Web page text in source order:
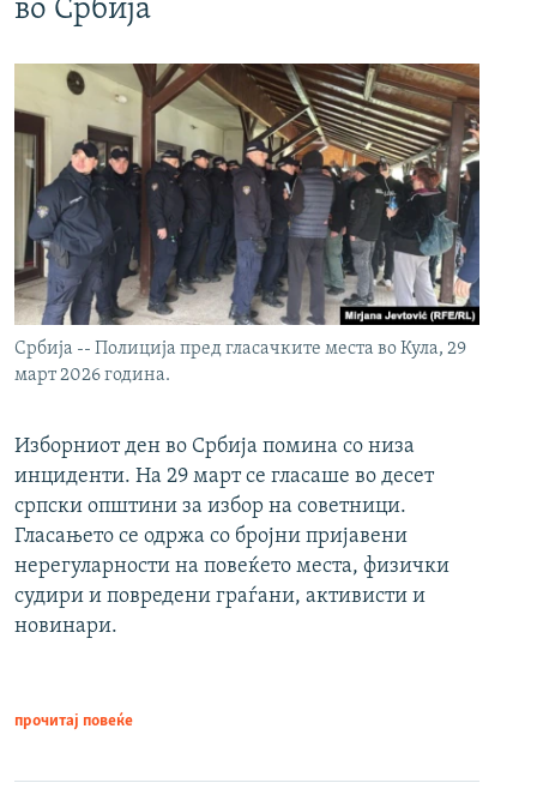
во Србија
Србија -- Полиција пред гласачките места во Кула, 29
март 2026 година.
Изборниот ден во Србија помина со низа
инциденти. На 29 март се гласаше во десет
српски општини за избор на советници.
Гласањето се одржа со бројни пријавени
нерегуларности на повеќето места, физички
судири и повредени граѓани, активисти и
новинари.
прочитај повеќе